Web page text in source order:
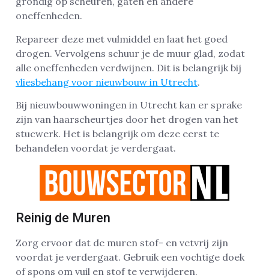
oneffenheden.
Repareer deze met vulmiddel en laat het goed
drogen. Vervolgens schuur je de muur glad, zodat
alle oneffenheden verdwijnen. Dit is belangrijk bij
vliesbehang voor nieuwbouw in Utrecht.
Bij nieuwbouwwoningen in Utrecht kan er sprake
zijn van haarscheurtjes door het drogen van het
stucwerk. Het is belangrijk om deze eerst te
behandelen voordat je verdergaat.
Reinig de Muren
Zorg ervoor dat de muren stof- en vetvrij zijn
voordat je verdergaat. Gebruik een vochtige doek
of spons om vuil en stof te verwijderen.